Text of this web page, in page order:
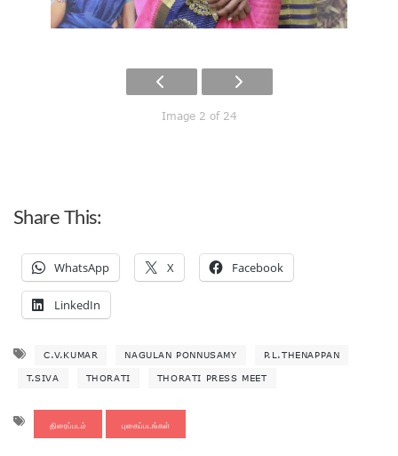
Image 2 of 24
Share This:
WhatsApp X Facebook
LinkedIn
C.V.KUMAR NAGULAN PONNUSAMY P.L.THENAPPAN
T.SIVA THORATI THORATI PRESS MEET
திரைப்படம் புகைப்படங்கள்